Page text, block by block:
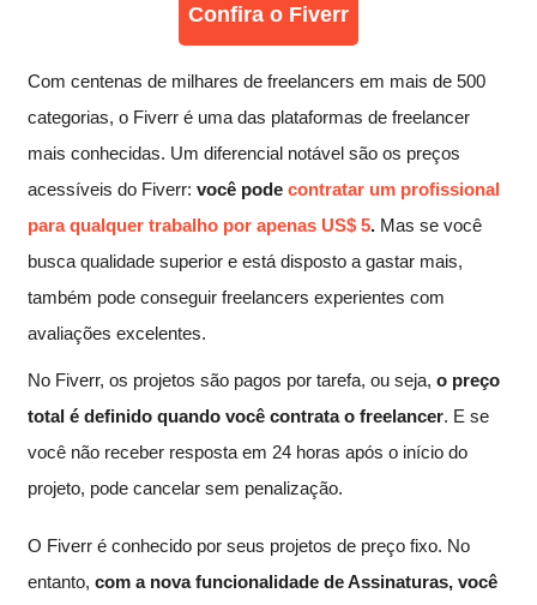
Confira o Fiverr
Com centenas de milhares de freelancers em mais de 500
categorias, o Fiverr é uma das plataformas de freelancer
mais conhecidas. Um diferencial notável são os preços
acessíveis do Fiverr: você pode contratar um profissional
para qualquer trabalho por apenas US$ 5. Mas se você
busca qualidade superior e está disposto a gastar mais,
também pode conseguir freelancers experientes com
avaliações excelentes.
No Fiverr, os projetos são pagos por tarefa, ou seja, o preço
total é definido quando você contrata o freelancer. E se
você não receber resposta em 24 horas após o início do
projeto, pode cancelar sem penalização.
O Fiverr é conhecido por seus projetos de preço fixo. No
entanto, com a nova funcionalidade de Assinaturas, você